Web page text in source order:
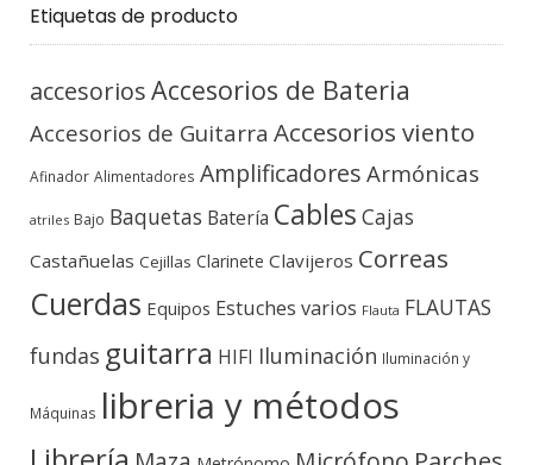
Etiquetas de producto
accesoriosAccesorios de Bateria
Accesorios de Guitarra Accesorios viento
Afinador Alimentadores Amplificadores Armónicas
atriles Bajo Baquetas Batería Cables Cajas
Castañuelas Cejillas Clarinete Clavijeros Correas
Cuerdas Equipos Estuches varios Flauta FLAUTAS
fundas guitarra HIFI Iluminación Iluminación y
Máquinas libreria y métodos